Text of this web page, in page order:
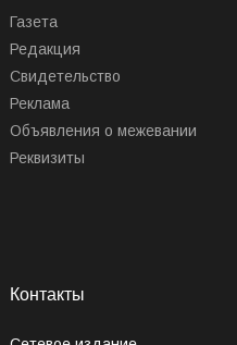
Газета
Редакция
Свидетельство
Реклама
Объявления о межевании
Реквизиты
Контакты